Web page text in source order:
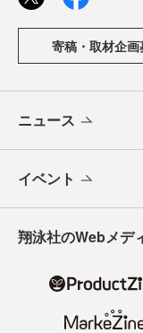
寄稿・取材企画
ニュース
イベント
翔泳社のWebメデ